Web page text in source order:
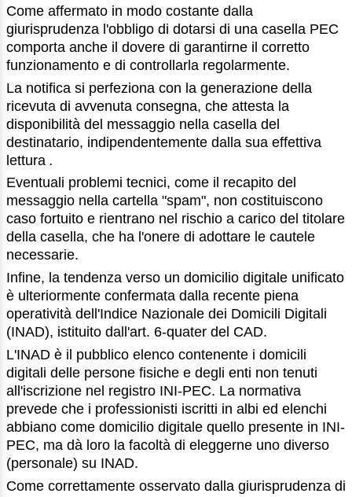
Come affermato in modo costante dalla
giurisprudenza l'obbligo di dotarsi di una casella PEC
comporta anche il dovere di garantirne il corretto
funzionamento e di controllarla regolarmente.
La notifica si perfeziona con la generazione della
ricevuta di avvenuta consegna, che attesta la
disponibilità del messaggio nella casella del
destinatario, indipendentemente dalla sua effettiva
lettura .
Eventuali problemi tecnici, come il recapito del
messaggio nella cartella "spam", non costituiscono
caso fortuito e rientrano nel rischio a carico del titolare
della casella, che ha l'onere di adottare le cautele
necessarie.
Infine, la tendenza verso un domicilio digitale unificato
è ulteriormente confermata dalla recente piena
operatività dell'Indice Nazionale dei Domicili Digitali
(INAD), istituito dall'art. 6-quater del CAD.
L'INAD è il pubblico elenco contenente i domicili
digitali delle persone fisiche e degli enti non tenuti
all'iscrizione nel registro INI-PEC. La normativa
prevede che i professionisti iscritti in albi ed elenchi
abbiano come domicilio digitale quello presente in INI-
PEC, ma dà loro la facoltà di eleggerne uno diverso
(personale) su INAD.
Come correttamente osservato dalla giurisprudenza di